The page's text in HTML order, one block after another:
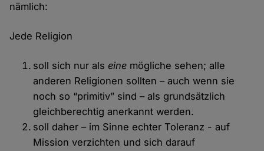
nämlich:
Jede Religion
soll sich nur alseine mögliche sehen; alle
anderen Religionen sollten – auch wenn sie
noch so “primitiv” sind – als grundsätzlich
gleichberechtig anerkannt werden.
soll daher – im Sinne echter Toleranz - auf
Mission verzichten und sich darauf